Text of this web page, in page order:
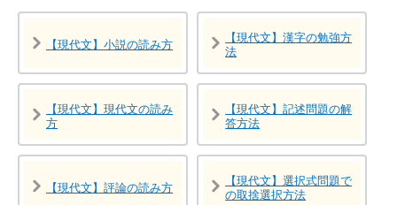
【現代文】小説の読み方
【現代文】漢字の勉強方
法
【現代文】現代文の読み
方
【現代文】記述問題の解
答方法
【現代文】評論の読み方
【現代文】選択式問題で
の取捨選択方法